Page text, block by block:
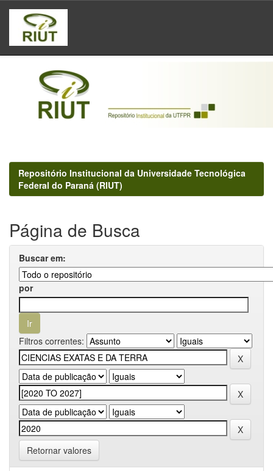
Skip
navigation
Repositório Institucional da Universidade Tecnológica
Federal do Paraná (RIUT)
Página de Busca
Buscar em:
por
Filtros correntes:
Retornar valores